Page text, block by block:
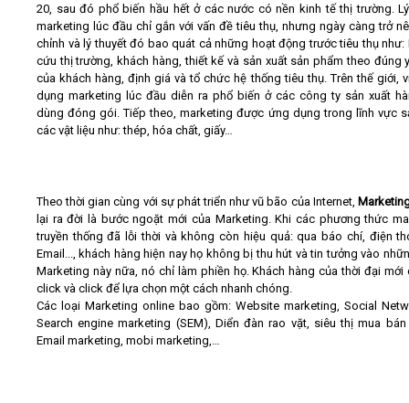
20, sau đó phổ biến hầu hết ở các nước có nền kinh tế thị trường.
marketing lúc đầu chỉ gắn với vấn đề tiêu thụ, nhưng ngày càng trở
chỉnh và lý thuyết đó bao quát cả những hoạt động trước tiêu thụ như:
cứu thị trường, khách hàng, thiết kế và sản xuất sản phẩm theo đúng
của khách hàng, định giá và tổ chức hệ thống tiêu thụ. Trên thế giới,
dụng marketing lúc đầu diễn ra phổ biến ở các công ty sản xuất
dùng đóng gói. Tiếp theo, marketing được ứng dụng trong lĩnh vực
các vật liệu như: thép, hóa chất, giấy…
Theo thời gian cùng với sự phát triển như vũ bão của Internet,
lại ra đời là bước ngoặt mới của Marketing.Khi các phương thức
truyền thống đã lỗi thời và không còn hiệu quả: qua báo chí, điện
Email..., khách hàng hiện nay họ không bị thu hút và tin tưởng vào
Marketing này nữa, nó chỉ làm phiền họ. Khách hàng của thời đại mới
click và click để lựa chọn một cách nhanh chóng.
Các loại Marketing online bao gồm: Website marketing, Social
Search engine marketing (SEM), Diển đàn rao vặt, siêu thị mua bán
Email marketing, mobi marketing,…